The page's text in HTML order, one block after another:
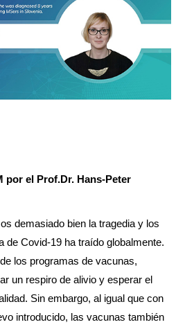
por el Prof.Dr. Hans-Peter
demasiado bien la tragedia y los
de Covid-19 ha traído globalmente.
los programas de vacunas,
un respiro de alivio y esperar el
Sin embargo, al igual que con
introducido, las vacunas también